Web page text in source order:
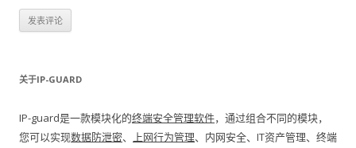
关于IP-GUARD
IP-guard是一款模块化的终端安全管理软件，通过组合不同的模块，
您可以实现数据防泄密、 上网行为管理、内网安全、IT资产管理、终端